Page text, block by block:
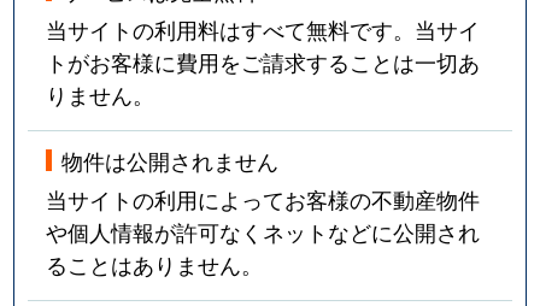
当サイトの利用料はすべて無料です。当サイ
トがお客様に費用をご請求することは一切あ
りません。
物件は公開されません
当サイトの利用によってお客様の不動産物件
や個人情報が許可なくネットなどに公開され
ることはありません。